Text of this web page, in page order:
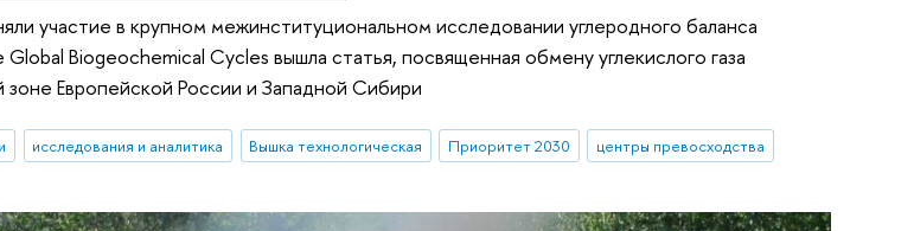
участие в крупном межинституциональном исследовании углеродного баланса
Biogeochemical Cycles вышла статья, посвященная обмену углекислого газа
зоне Европейской России и Западной Сибири
исследования и аналитика Вышка технологическая Приоритет 2030 центры превосходства